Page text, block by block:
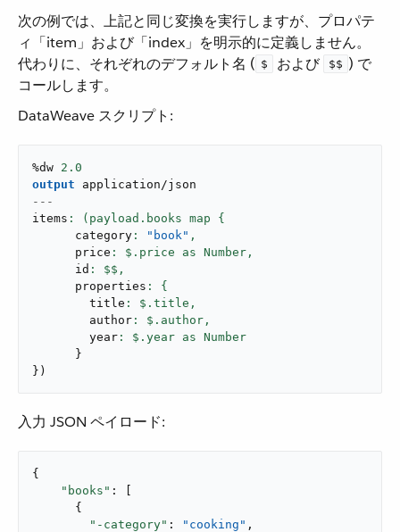
次の例では、上記と同じ変換を実行しますが、プロパテ
ィ「item」および「index」を明示的に定義しません。
代わりに、それぞれのデフォルト名 (​ $ ​ および ​ $$ ​) で
コールします。
DataWeave スクリプト:
%dw 2.0
output
application/json
---
items
      category
: "book" ,
      price
: $.price as Number,
      id
: $$,
      properties
        title
: $.title,
        author
: $.author,
        year
}
} )
入力 JSON ペイロード:
{
"books" : [
      {
"-category" : "cooking" ,